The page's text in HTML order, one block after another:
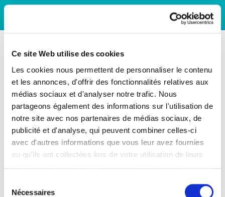
Ce site Web utilise des cookies
Les cookies nous permettent de personnaliser le contenu
et les annonces, d'offrir des fonctionnalités relatives aux
médias sociaux et d'analyser notre trafic. Nous
partageons également des informations sur l'utilisation de
notre site avec nos partenaires de médias sociaux, de
publicité et d'analyse, qui peuvent combiner celles-ci
avec d'autres informations que vous leur avez fournies
ou qu'ils ont collectées lors de votre utilisation de leurs
Nécessaires